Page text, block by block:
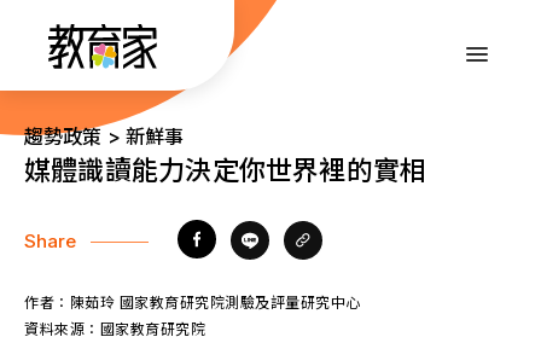
內
::: 趨勢政策 > 新鮮事
媒體識讀能力決定你世界裡的實相
Share
作者： 陳茹玲 國家教育研究院測驗及評量研究中心
資料來源： 國家教育研究院